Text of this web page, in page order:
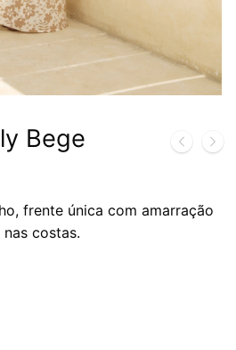
Bege
frente única com amarração
costas.